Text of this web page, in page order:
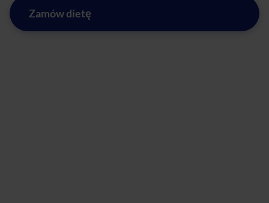
Zamów dietę